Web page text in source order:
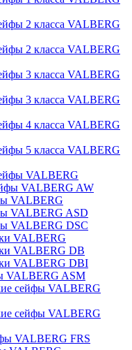
2 класса VALBERG
2 класса VALBERG
3 класса VALBERG
3 класса VALBERG
4 класса VALBERG
5 класса VALBERG
VALBERG
VALBERG AW
VALBERG
VALBERG ASD
VALBERG DSC
VALBERG
VALBERG DB
VALBERG DBI
VALBERG ASM
сейфы VALBERG
сейфы VALBERG
VALBERG FRS